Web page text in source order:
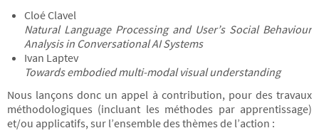
Cloé Clavel
Natural Language Processing and User’s Social Behaviour
Analysis in Conversational AI Systems
Ivan Laptev
Towards embodied multi-modal visual understanding
Nous lançons donc un appel à contribution, pour des travaux
méthodologiques (incluant les méthodes par apprentissage)
et/ou applicatifs, sur l’ensemble des thèmes de l’action :